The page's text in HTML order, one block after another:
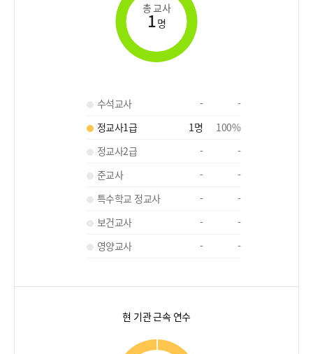
총 교사
1명
수석교사 -
-
정교사1급
1명 100%
정교사2급
-
-
준교사
-
-
특수학교 정교사
-
-
보건교사
-
-
영양교사
- -
현 기관 근속 연수